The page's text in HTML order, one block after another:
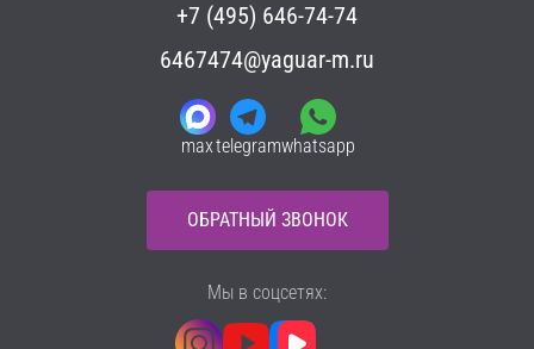
+7 (495) 646-74-74
6467474@yaguar-m.ru
maxtelegramwhatsapp
ОБРАТНЫЙ ЗВОНОК
Мы в соцсетях: